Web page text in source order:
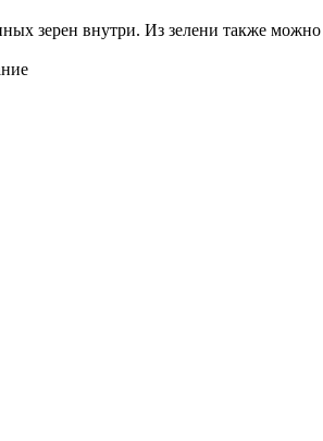
зерен внутри. Из зелени также можно